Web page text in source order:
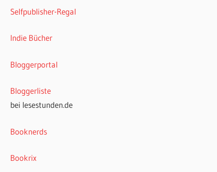
Selfpublisher-Regal
Indie Bücher
Bloggerportal
Bloggerliste
bei lesestunden.de
Booknerds
Bookrix